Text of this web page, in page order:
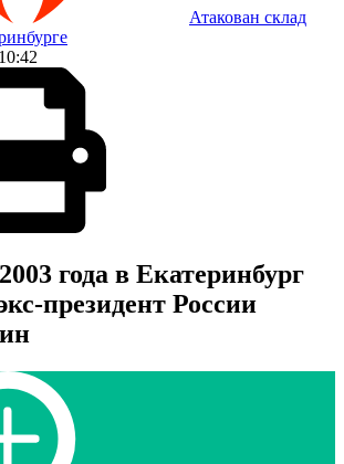
Атакован склад
года в Екатеринбург
президент России